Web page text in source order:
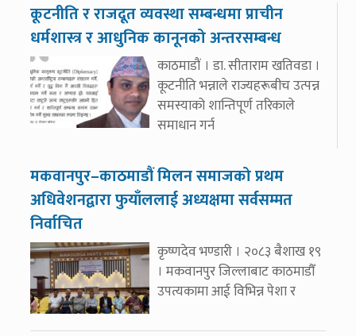
कूटनीति र राजदूत व्यवस्था सम्बन्धमा प्राचीन
धर्मशास्त्र र आधुनिक कानूनको अन्तरसम्बन्ध
काठमाडौं । डा. सीताराम खतिवडा ।
कूटनीति भन्नाले राज्यहरूबीच उत्पन्न
समस्याको शान्तिपूर्ण तरिकाले
समाधान गर्न
मकवानपुर–काठमाडौं मिलन समाजको प्रथम
अधिवेशनद्वारा फुयाँललाई अध्यक्षमा सर्वसम्मत
निर्वाचित
कृष्णदेव भण्डारी । २०८३ बैशाख १९
। मकवानपुर जिल्लाबाट काठमाडौँ
उपत्यकामा आई विभिन्न पेशा र